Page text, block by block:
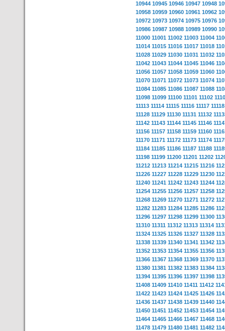
10944 10945 10946 10947 10948
10958 10959 10960 10961 10962
10972 10973 10974 10975 10976
10986 10987 10988 10989 10990
11000 11001 11002 11003 11004
11014 11015 11016 11017 11018
11028 11029 11030 11031 11032
11042 11043 11044 11045 11046
11056 11057 11058 11059 11060
11070 11071 11072 11073 11074
11084 11085 11086 11087 11088
11098 11099 11100 11101 11102
11113 11114 11115 11116 11117 11118
11128 11129 11130 11131 11132
11142 11143 11144 11145 11146
11156 11157 11158 11159 11160
11170 11171 11172 11173 11174
11184 11185 11186 11187 11188
11198 11199 11200 11201 11202
11212 11213 11214 11215 11216
11226 11227 11228 11229 11230
11240 11241 11242 11243 11244
11254 11255 11256 11257 11258
11268 11269 11270 11271 11272
11282 11283 11284 11285 11286
11296 11297 11298 11299 11300
11310 11311 11312 11313 11314
11324 11325 11326 11327 11328
11338 11339 11340 11341 11342
11352 11353 11354 11355 11356
11366 11367 11368 11369 11370
11380 11381 11382 11383 11384
11394 11395 11396 11397 11398
11408 11409 11410 11411 11412
11422 11423 11424 11425 11426
11436 11437 11438 11439 11440
11450 11451 11452 11453 11454
11464 11465 11466 11467 11468
11478 11479 11480 11481 11482